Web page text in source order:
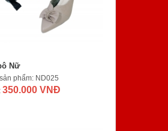
Nữ
phẩm: ND025
350.000 VNĐ